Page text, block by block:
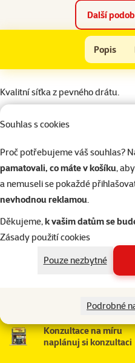
Souhlas s cookies
Proč potřebujeme váš souhlas?
pamatovali, co máte v košíku,
a nemuseli se pokaždé
nevhodnou reklamou.
Děkujeme,k vašim datům se
Zásady použití cookies
Pouze nezbytné
Podrobné
Další
Akvarijní síťka JK Animals 12x10x39cm
Popis
Na začátek stránky
superzoo.product.detail.content
Kvalitní síťka z pevného drátu.
Katalogové číslo
8101-18813
EAN
8595159402383
Články
Náš tým Super
321 000 180
WhatsApp
Konzultace na míru
naplánuj si konzultaci